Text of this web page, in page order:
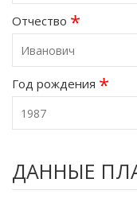
Отчество *
Год рождения *
ДАННЫЕ